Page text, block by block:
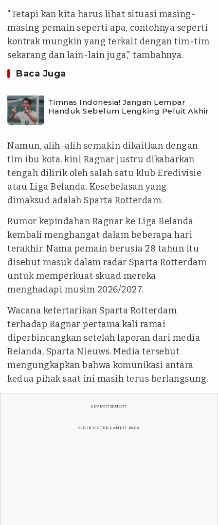
"Tetapi kan kita harus lihat situasi masing-
masing pemain seperti apa, contohnya seperti
kontrak mungkin yang terkait dengan tim-tim
sekarang dan lain-lain juga," tambahnya.
Baca Juga
Timnas Indonesia! Jangan Lempar
Handuk Sebelum Lengking Peluit Akhir
Namun, alih-alih semakin dikaitkan dengan
tim ibu kota, kini Ragnar justru dikabarkan
tengah dilirik oleh salah satu klub Eredivisie
atau Liga Belanda. Kesebelasan yang
dimaksud adalah Sparta Rotterdam.
Rumor kepindahan Ragnar ke Liga Belanda
kembali menghangat dalam beberapa hari
terakhir. Nama pemain berusia 28 tahun itu
disebut masuk dalam radar Sparta Rotterdam
untuk memperkuat skuad mereka
menghadapi musim 2026/2027.
Wacana ketertarikan Sparta Rotterdam
terhadap Ragnar pertama kali ramai
diperbincangkan setelah laporan dari media
Belanda, Sparta Nieuws. Media tersebut
mengungkapkan bahwa komunikasi antara
kedua pihak saat ini masih terus berlangsung.
ADVERTISEMENT
GULIR UNTUK LANJUT BACA